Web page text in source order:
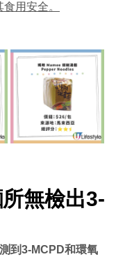
用安全。
無檢出3-
到3-MCPD和環氧